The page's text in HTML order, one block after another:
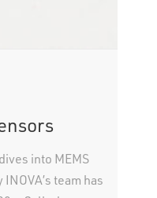
into MEMS
team has